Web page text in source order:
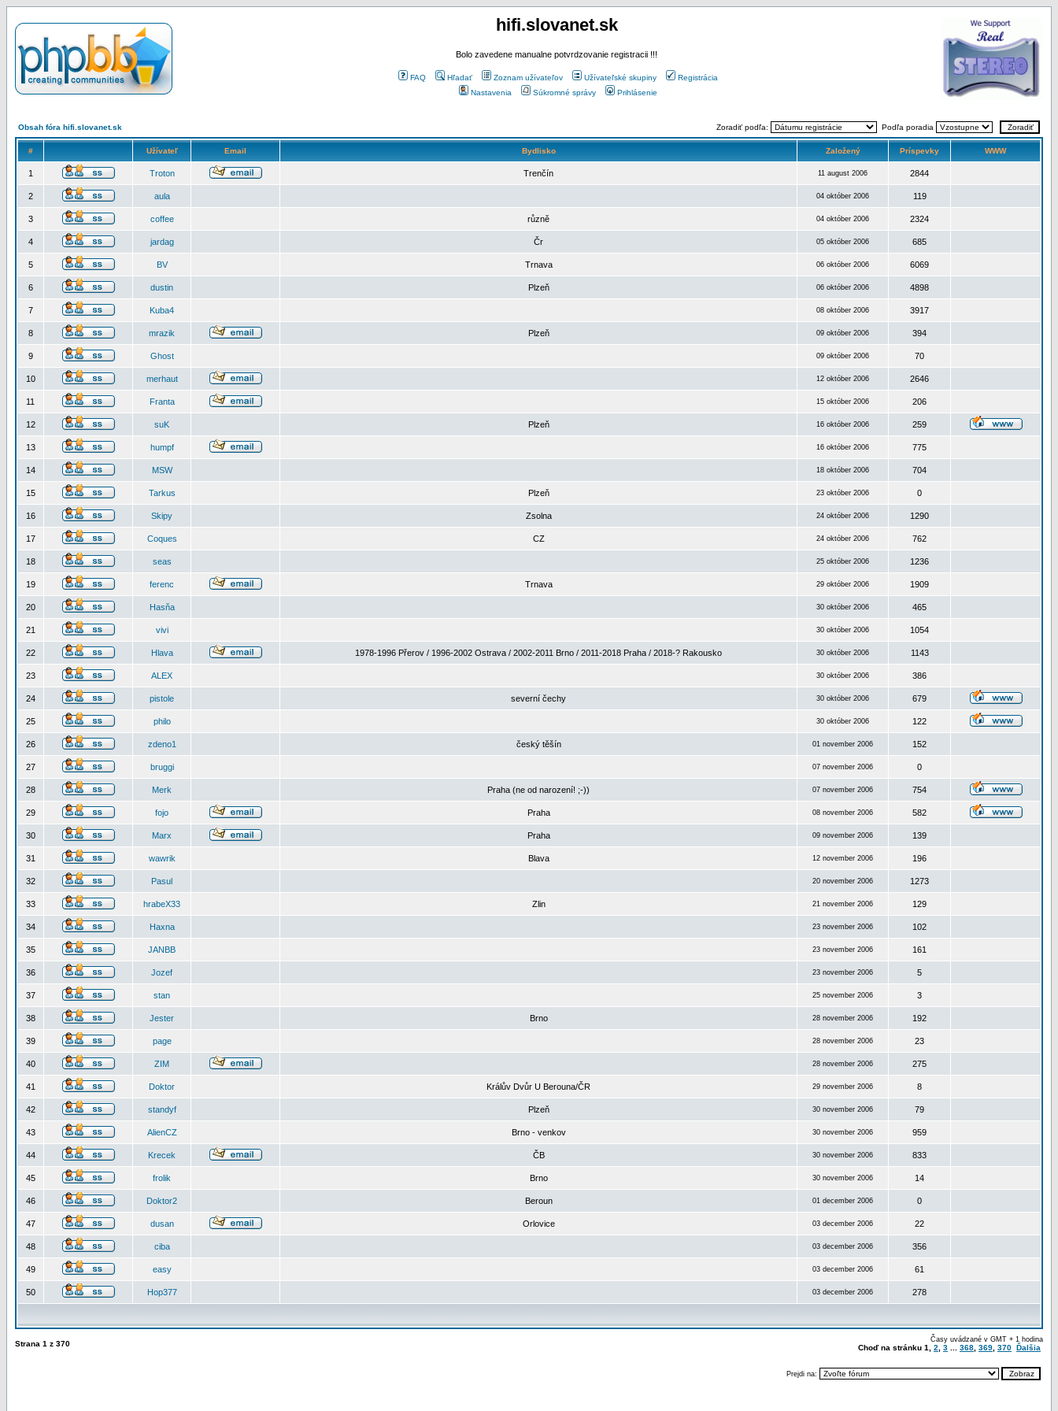
hifi.slovanet.sk
Bolo zavedene manualne potvrdzovanie registracii !!!
FAQ Hľadať Zoznam užívateľov Užívateľské skupiny
Registrácia
Nastavenia
Súkromné správy Prihlásenie
Obsah fóra hifi.slovanet.sk Zoradiť podľa: Podľa poradia
# Užívateľ Email Bydlisko Založený Príspevky WWW
1 Troton Trenčín 11 august 2006 2844
2 aula 04 október 2006 119
3 coffee různě 04 október 2006 2324
4 jardag Čr 05 október 2006 685
5 BV Trnava 06 október 2006 6069
6 dustin Plzeň 06 október 2006 4898
7 Kuba4 08 október 2006 3917
8 mrazik Plzeň 09 október 2006 394
9 Ghost 09 október 2006 70
10 merhaut 12 október 2006 2646
11 Franta 15 október 2006 206
12 suK Plzeň 16 október 2006 259
13 humpf 16 október 2006 775
14 MSW 18 október 2006 704
15 Tarkus Plzeň 23 október 2006 0
16 Skipy Zsolna 24 október 2006 1290
17 Coques CZ 24 október 2006 762
18 seas 25 október 2006 1236
19 ferenc Trnava 29 október 2006 1909
20 Hasňa 30 október 2006 465
21 vivi 30 október 2006 1054
22 Hlava 1978-1996 Přerov / 1996-2002 Ostrava / 2002-2011 Brno / 2011-2018 Praha / 2018-? Rakousko 30 október 2006 1143
23 ALEX 30 október 2006 386
24 pistole severní čechy 30 október 2006 679
25 philo 30 október 2006 122
26 zdeno1 český těšín 01 november 2006 152
27 bruggi 07 november 2006 0
28 Merk Praha (ne od narození! ;-)) 07 november 2006 754
29 fojo Praha 08 november 2006 582
30 Marx Praha 09 november 2006 139
31 wawrik Blava 12 november 2006 196
32 Pasul 20 november 2006 1273
33 hrabeX33 Zlin 21 november 2006 129
34 Haxna 23 november 2006 102
35 JANBB 23 november 2006 161
36 Jozef 23 november 2006 5
37 stan 25 november 2006 3
38 Jester Brno 28 november 2006 192
39 page 28 november 2006 23
40 ZIM 28 november 2006 275
41 Doktor Králův Dvůr U Berouna/ČR 29 november 2006 8
42 standyf Plzeň 30 november 2006 79
43 AlienCZ Brno - venkov 30 november 2006 959
44 Krecek ČB 30 november 2006 833
45 frolik Brno 30 november 2006 14
46 Doktor2 Beroun 01 december 2006 0
47 dusan Orlovice 03 december 2006 22
48 ciba 03 december 2006 356
49 easy 03 december 2006 61
50 Hop377 03 december 2006 278
Strana 1 z 370 Časy uvádzané v GMT + 1 hodina
Choď na stránku 1 2 3 368 369 370 Ďalšia
Prejdi na: